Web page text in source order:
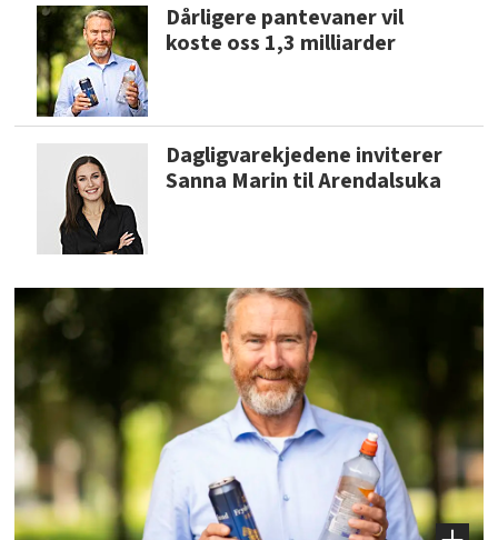
Dårligere pantevaner vil
koste oss 1,3 milliarder
Dagligvarekjedene inviterer
Sanna Marin til Arendalsuka